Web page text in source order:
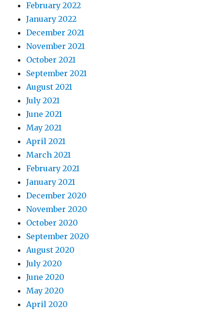
February 2022
January 2022
December 2021
November 2021
October 2021
September 2021
August 2021
July 2021
June 2021
May 2021
April 2021
March 2021
February 2021
January 2021
December 2020
November 2020
October 2020
September 2020
August 2020
July 2020
June 2020
May 2020
April 2020